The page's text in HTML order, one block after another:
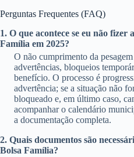
Perguntas Frequentes (FAQ)
1. O que acontece se eu não fizer
Família em 2025?
O não cumprimento da
advertências, bloqueios
benefício. O processo é
advertência; se a situação não
bloqueado e, em último caso,
acompanhar o calendário
a documentação completa.
2. Quais documentos são
Bolsa Família?